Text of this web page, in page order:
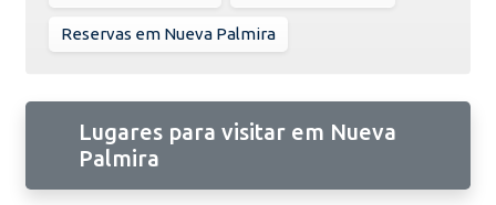
Reservas em Nueva Palmira
Lugares para visitar em Nueva
Palmira